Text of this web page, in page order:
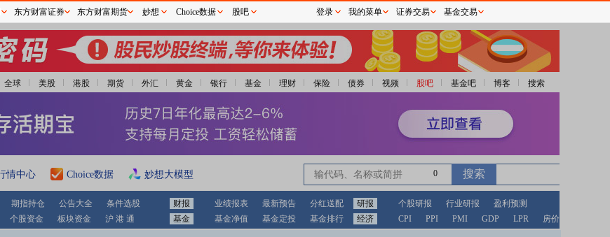
全球 美股 港股 期货 外汇 黄金 银行 基金 理财 保险 债券 视频 股吧 基金吧 博客 搜索
情中心 Choice数据 妙想大模型 0
期指持仓 公告大全 条件选股 财报 业绩报表 最新预告 分红送配 研报 个股研报 行业研报
盈利预测
个股资金 板块资金 沪 港 通 基金 基金净值 基金定投 基金排行 经济 CPI PPI PMI GDP LPR 房价
东方财富证券 东方财富期货 妙想 Choice数据 股吧 登录 我的菜单 证券交易 基金交易